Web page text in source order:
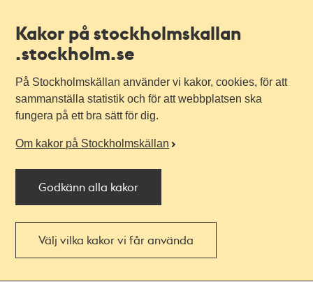
Kakor på stockholmskallan
.stockholm.se
På Stockholmskällan använder vi kakor, cookies, för att
sammanställa statistik och för att webbplatsen ska
fungera på ett bra sätt för dig.
Om kakor på Stockholmskällan
Godkänn alla kakor
Välj vilka kakor vi får använda